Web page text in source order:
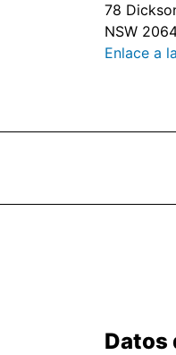
78
NSW
Enlace a
Datos